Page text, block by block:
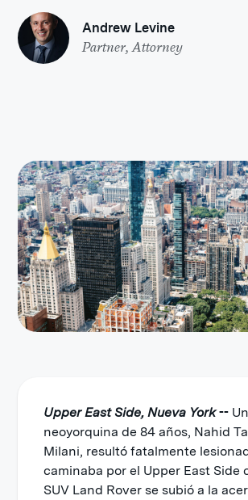
Andrew Levine
Partner, Attorney
Upper East Side, Nueva York--
neoyorquina de 84 años, Nahid
Milani, resultó fatalmente
caminaba por el Upper East Side
SUV Land Rover se subió a la